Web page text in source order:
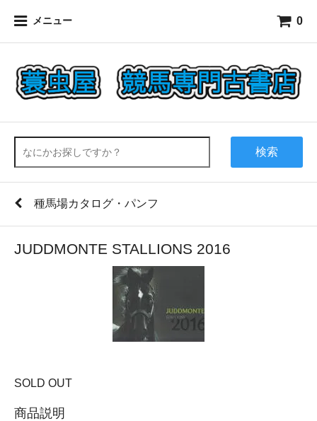
メニュー 0
検索
種馬場カタログ・パンフ
JUDDMONTE STALLIONS 2016
SOLD OUT
商品説明